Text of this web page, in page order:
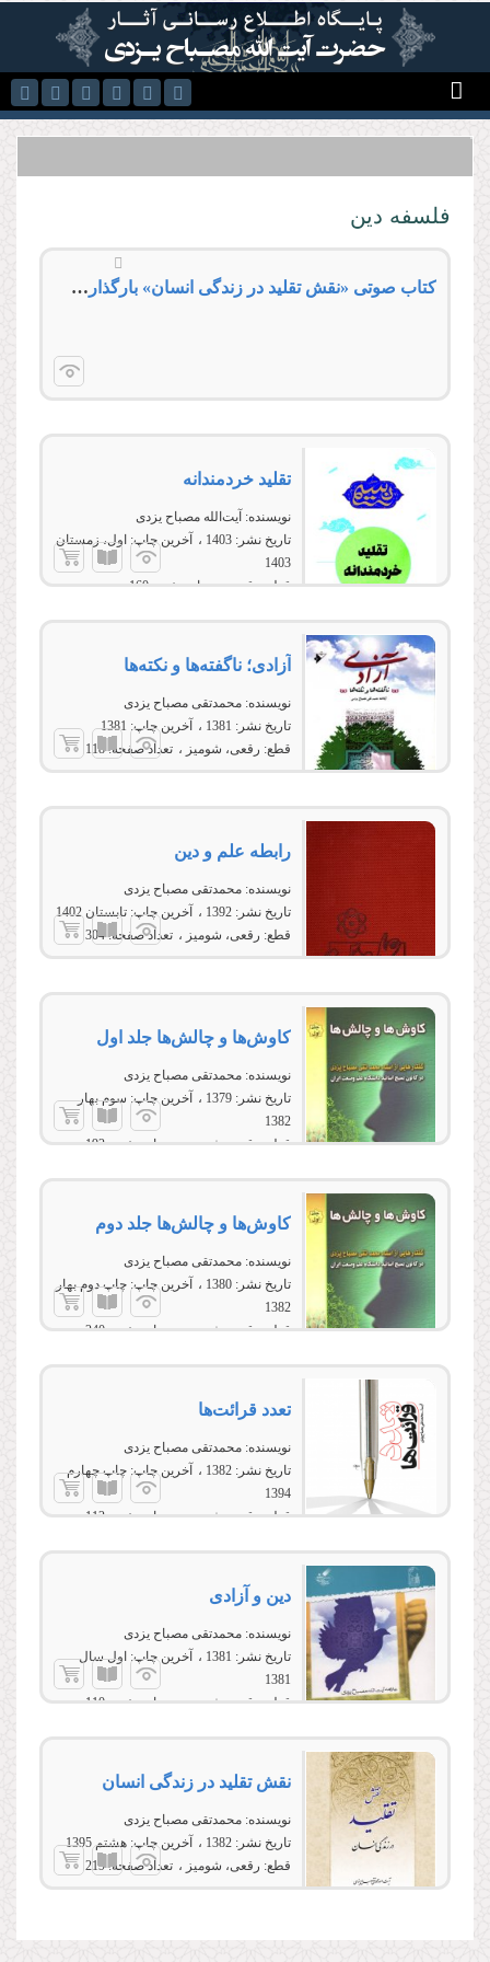
رفتن به محتوای اصلی
فلسفه دین
کتاب صوتی «نقش تقلید در زندگی انسان» بارگذاری شد
تقلید خردمندانه
نویسنده: آیت‌الله مصباح یزدی
تاریخ نشر: 1403 آخرین چاپ: اول، زمستان
1403
قطع:رقعی تعداد صفحه:160
آزادی؛ ناگفته‌ها و نکته‌ها
نویسنده: محمدتقی مصباح یزدی
تاریخ نشر: 1381 آخرین چاپ: 1381
قطع: رقعی، شومیز تعداد صفحه:118
رابطه علم و دین
نویسنده: محمدتقی مصباح یزدی
تاریخ نشر: 1392 آخرین چاپ: تابستان 1402
قطع: رقعی، شومیز تعداد صفحه:304
كاوش‌ها و چالش‌ها جلد اول
نویسنده: محمدتقی مصباح یزدی
تاریخ نشر: 1379 آخرین چاپ: سوم بهار
1382
قطع:رقعی، شومیز تعداد صفحه:192
كاوش‌ها و چالش‌ها جلد دوم
نویسنده: محمدتقی مصباح یزدی
تاریخ نشر: 1380 آخرین چاپ: چاپ دوم بهار
1382
قطع:رقعی، شومیز تعداد صفحه:240
تعدد قرائت‌ها
نویسنده: محمدتقی مصباح یزدی
تاریخ نشر: 1382 آخرین چاپ: چاپ چهارم
1394
قطع:رقعی، شومیز تعداد صفحه:112
دین و آزادى
نویسنده: محمدتقی مصباح یزدی
تاریخ نشر: 1381 آخرین چاپ: اول سال
1381
قطع:رقعی، شومیز تعداد صفحه:110
نقش تقلید در زندگی انسان‏
نویسنده: محمدتقی مصباح یزدی
تاریخ نشر: 1382 آخرین چاپ: هشتم 1395
قطع: رقعی، شومیز تعداد صفحه:219